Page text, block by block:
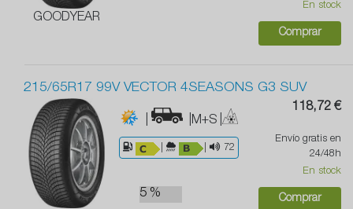
GOODYEAR
En stock
Comprar
215/65R17 99V VECTOR 4SEASONS G3 SUV
| |M+S |
72
5 %
118,72 €
Envío gratis en
24/48h
En stock
Comprar